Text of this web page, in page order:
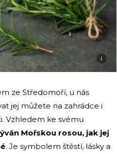
i
ze Středomoří, u nás
jej můžete na zahrádce i
Vzhledem ke svému
Mořskou rosou, jak jej
. Je symbolem štěstí, lásky a